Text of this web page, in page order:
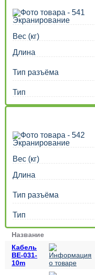
Экранирование
Вес (кг)
Длина
Тип разъёма
Тип
Экранирование
Вес (кг)
Длина
Тип разъёма
Тип
Название
Кабель
BE-031-
10m